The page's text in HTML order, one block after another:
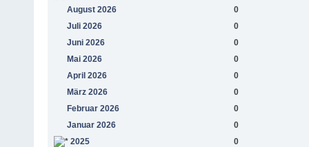
August 2026
0
Juli 2026
0
Juni 2026
0
Mai 2026
0
April 2026
0
März 2026
0
Februar 2026
0
Januar 2026
0
2025
0